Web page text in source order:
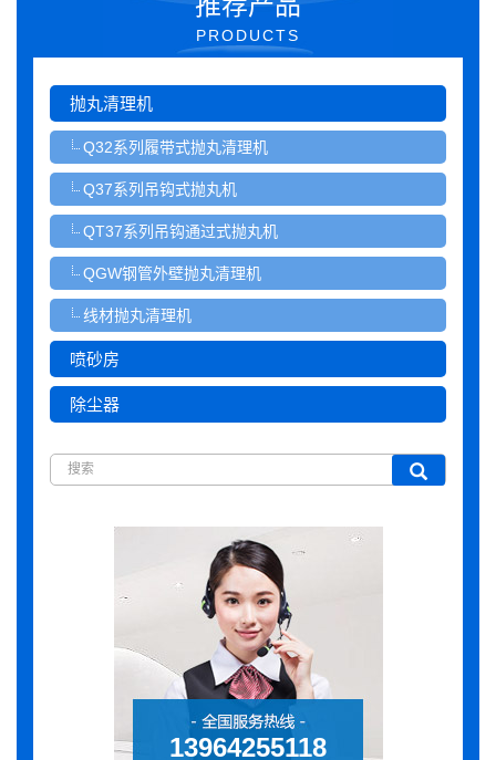
PRODUCTS
抛丸清理机
Q32系列履带式抛丸清理机
Q37系列吊钩式抛丸机
QT37系列吊钩通过式抛丸机
QGW钢管外壁抛丸清理机
线材抛丸清理机
喷砂房
除尘器
13964255118